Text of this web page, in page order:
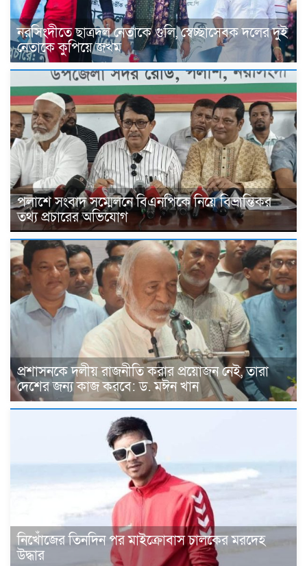
নরসিংদীতে ছাত্রদল নেতাকে গুলি, স্বেচ্ছাসেবক দলের দুই
নেতাকে কুপিয়ে জখম
পলাশে সংবাদ সম্মেলনে বিএনপিকে নিয়ে বিভ্রান্তিকর
তথ্য প্রচারের অভিযোগ
প্রশাসনকে দলীয় রাজনীতি করার প্রয়োজন নেই, তারা
দেশের জন্য কাজ করবে: ড. মঈন খান
নিখোঁজের তিনদিন পর মাইক্রোবাস চালকের মরদেহ
উদ্ধার